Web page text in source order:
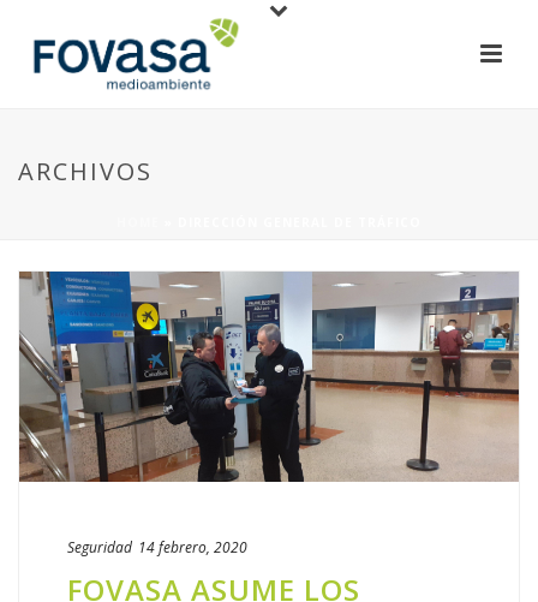
ARCHIVOS
Seguridad 14 febrero, 2020
FOVASA ASUME LOS